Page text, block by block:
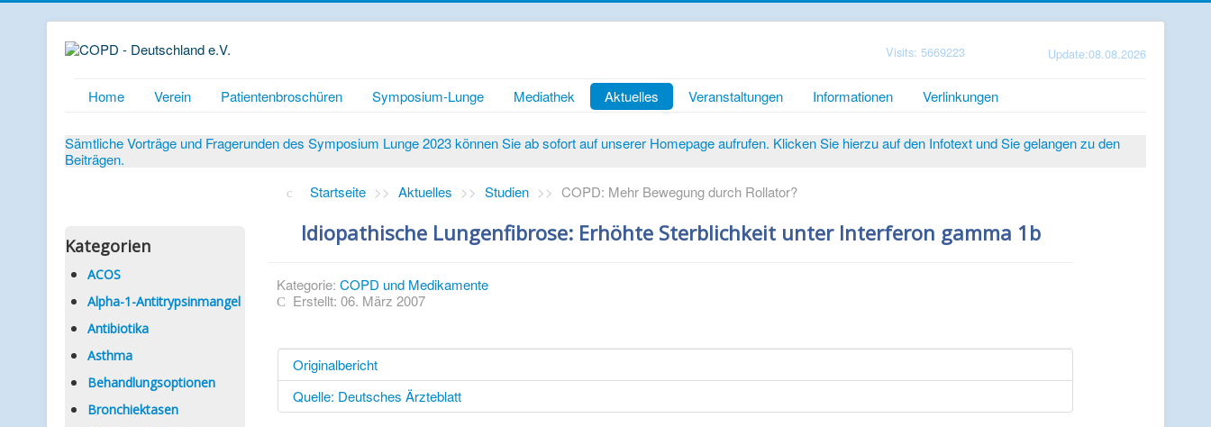
Visits: 5669223 Update:08.08.2026
Home Verein Patientenbroschüren Symposium-Lunge Mediathek Aktuelles Veranstaltungen Informationen Verlinkungen
Sämtliche Vorträge und Fragerunden des Symposium Lunge 2023 können Sie ab sofort auf unserer Homepage aufrufen. Klicken Sie hierzu auf den Infotext und Sie gelangen zu den
Beiträgen.
Kategorien
ACOS
Alpha-1-Antitrypsinmangel
Antibiotika
Asthma
Behandlungsoptionen
Bronchiektasen
Startseite >> Aktuelles >> Studien >> COPD: Mehr Bewegung durch Rollator?
Idiopathische Lungenfibrose: Erhöhte Sterblichkeit unter Interferon gamma 1b
Kategorie: COPD und Medikamente
Erstellt: 06. März 2007
Originalbericht
Quelle: Deutsches Ärzteblatt